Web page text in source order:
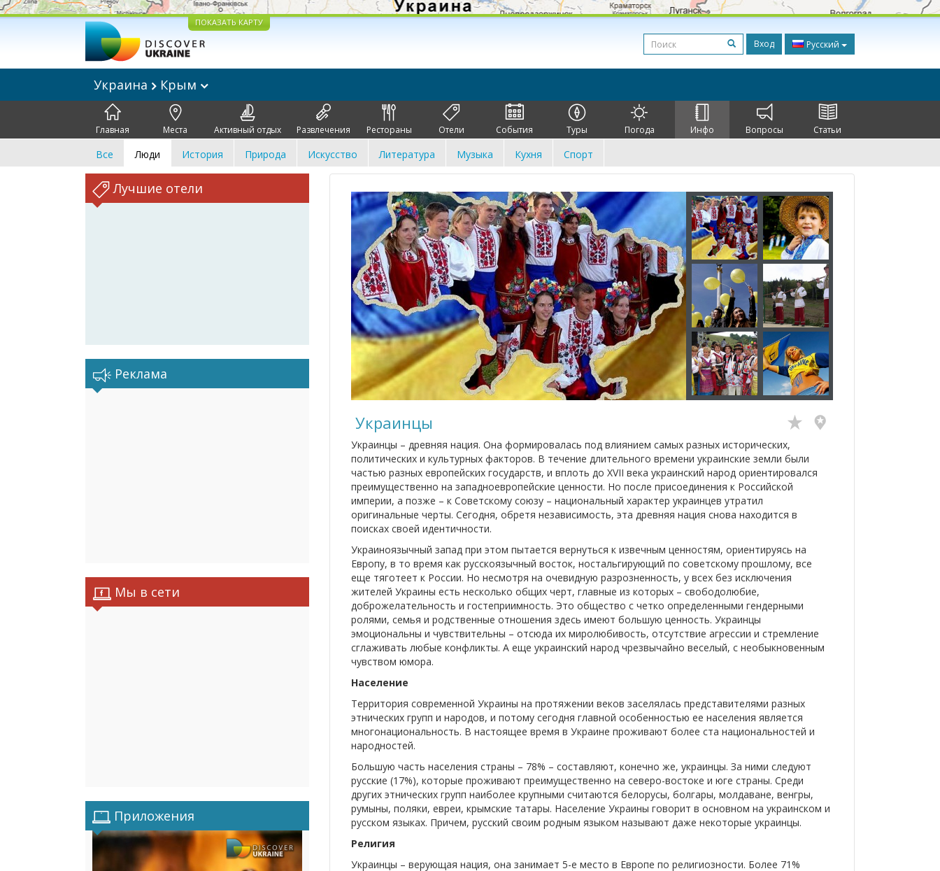
ПОКАЗАТЬ КАРТУ
Вход Русский
Украина Крым
Главная Места Активный отдых Развлечения Рестораны Отели События Туры Погода Инфо Вопросы Статьи
Все Люди История Природа Искусство Литература Музыка Кухня Спорт
Лучшие отели
Реклама
Мы в сети
Приложения
Украинцы
Украинцы – древняя нация. Она формировалась под влиянием самых разных исторических,
политических и культурных факторов. В течение длительного времени украинские земли были
частью разных европейских государств, и вплоть до XVII века украинский народ ориентировался
преимущественно на западноевропейские ценности. Но после присоединения к Российской
империи, а позже – к Советскому союзу – национальный характер украинцев утратил
оригинальные черты. Сегодня, обретя независимость, эта древняя нация снова находится в
поисках своей идентичности.
Украиноязычный запад при этом пытается вернуться к извечным ценностям, ориентируясь на
Европу, в то время как русскоязычный восток, ностальгирующий по советскому прошлому, все
еще тяготеет к России. Но несмотря на очевидную разрозненность, у всех без исключения
жителей Украины есть несколько общих черт, главные из которых – свободолюбие,
доброжелательность и гостеприимность. Это общество с четко определенными гендерными
ролями, семья и родственные отношения здесь имеют большую ценность. Украинцы
эмоциональны и чувствительны – отсюда их миролюбивость, отсутствие агрессии и стремление
сглаживать любые конфликты. А еще украинский народ чрезвычайно веселый, с необыкновенным
чувством юмора.
Население
Территория современной Украины на протяжении веков заселялась представителями разных
этнических групп и народов, и потому сегодня главной особенностью ее населения является
многонациональность. В настоящее время в Украине проживают более ста национальностей и
народностей.
Большую часть населения страны – 78% – составляют, конечно же, украинцы. За ними следуют
русские (17%), которые проживают преимущественно на северо-востоке и юге страны. Среди
других этнических групп наиболее крупными считаются белорусы, болгары, молдаване, венгры,
румыны, поляки, евреи, крымские татары. Население Украины говорит в основном на украинском и
русском языках. Причем, русский своим родным языком называют даже некоторые украинцы.
Религия
Украинцы – верующая нация, она занимает 5-е место в Европе по религиозности. Более 71%